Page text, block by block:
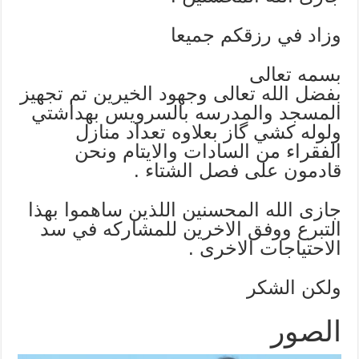
وزاد في رزقكم جميعا
بسمه تعالى
بفضل الله تعالى وجهود الخيرين تم تجهيز
المسجد والمدرسه بالسرويس بهداشتي
ولوله كشي گاز بعلاوه تعداد منازل
الفقراء من السادات والايتام ونحن
قادمون على فصل الشتاء .
جازى الله المحسنين اللذين ساهموا بهذا
التبرع ووفق الاخرين للمشاركه في سد
الاحتياجات الاخرى .
ولكن الشكر
الصور